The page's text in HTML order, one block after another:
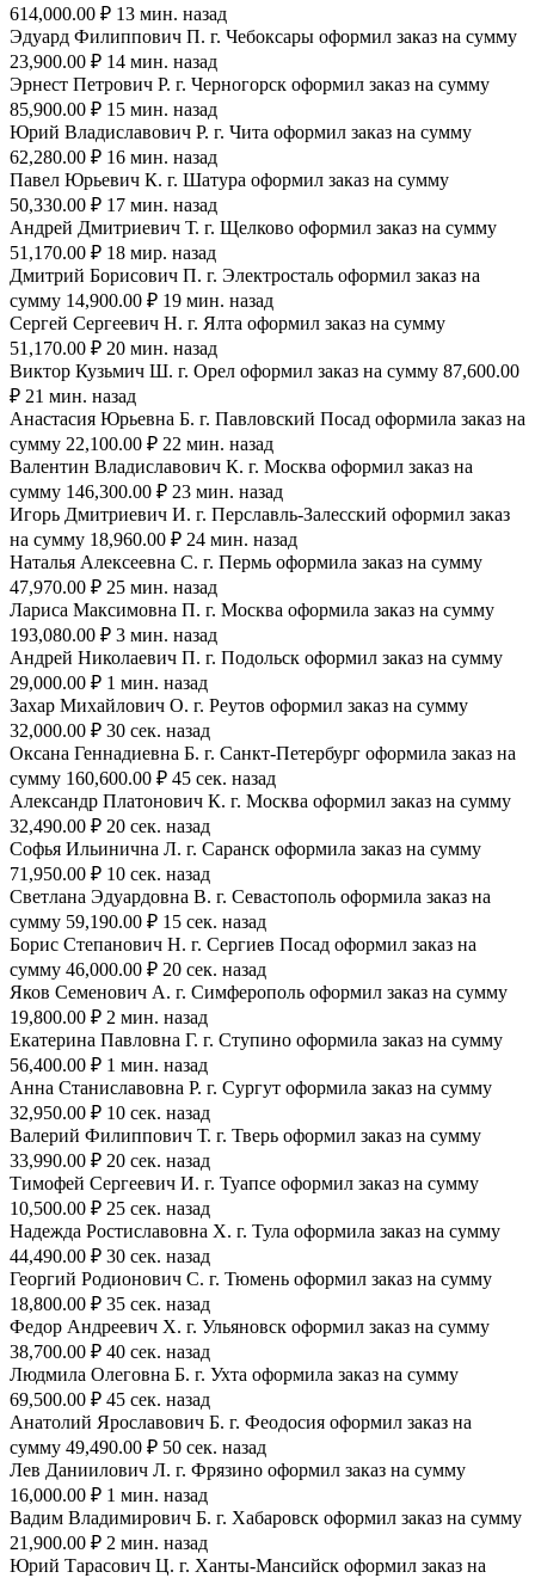
614,000.00 ₽ 13 мин. назад
Эдуард Филиппович П. г. Чебоксары оформил заказ на сумму
23,900.00 ₽ 14 мин. назад
Эрнест Петрович Р. г. Черногорск оформил заказ на сумму
85,900.00 ₽ 15 мин. назад
Юрий Владиславович Р. г. Чита оформил заказ на сумму
62,280.00 ₽ 16 мин. назад
Павел Юрьевич К. г. Шатура оформил заказ на сумму
50,330.00 ₽ 17 мин. назад
Андрей Дмитриевич Т. г. Щелково оформил заказ на сумму
51,170.00 ₽ 18 мир. назад
Дмитрий Борисович П. г. Электросталь оформил заказ на
сумму 14,900.00 ₽ 19 мин. назад
Сергей Сергеевич Н. г. Ялта оформил заказ на сумму
51,170.00 ₽ 20 мин. назад
Виктор Кузьмич Ш. г. Орел оформил заказ на сумму 87,600.00
₽ 21 мин. назад
Анастасия Юрьевна Б. г. Павловский Посад оформила заказ на
сумму 22,100.00 ₽ 22 мин. назад
Валентин Владиславович К. г. Москва оформил заказ на
сумму 146,300.00 ₽ 23 мин. назад
Игорь Дмитриевич И. г. Перславль-Залесский оформил заказ
на сумму 18,960.00 ₽ 24 мин. назад
Наталья Алексеевна С. г. Пермь оформила заказ на сумму
47,970.00 ₽ 25 мин. назад
Лариса Максимовна П. г. Москва оформила заказ на сумму
193,080.00 ₽ 3 мин. назад
Андрей Николаевич П. г. Подольск оформил заказ на сумму
29,000.00 ₽ 1 мин. назад
Захар Михайлович О. г. Реутов оформил заказ на сумму
32,000.00 ₽ 30 сек. назад
Оксана Геннадиевна Б. г. Санкт-Петербург оформила заказ на
сумму 160,600.00 ₽ 45 сек. назад
Александр Платонович К. г. Москва оформил заказ на сумму
32,490.00 ₽ 20 сек. назад
Софья Ильинична Л. г. Саранск оформила заказ на сумму
71,950.00 ₽ 10 сек. назад
Светлана Эдуардовна В. г. Севастополь оформила заказ на
сумму 59,190.00 ₽ 15 сек. назад
Борис Степанович Н. г. Сергиев Посад оформил заказ на
сумму 46,000.00 ₽ 20 сек. назад
Яков Семенович А. г. Симферополь оформил заказ на сумму
19,800.00 ₽ 2 мин. назад
Екатерина Павловна Г. г. Ступино оформила заказ на сумму
56,400.00 ₽ 1 мин. назад
Анна Станиславовна Р. г. Сургут оформила заказ на сумму
32,950.00 ₽ 10 сек. назад
Валерий Филиппович Т. г. Тверь оформил заказ на сумму
33,990.00 ₽ 20 сек. назад
Тимофей Сергеевич И. г. Туапсе оформил заказ на сумму
10,500.00 ₽ 25 сек. назад
Надежда Ростиславовна Х. г. Тула оформила заказ на сумму
44,490.00 ₽ 30 сек. назад
Георгий Родионович С. г. Тюмень оформил заказ на сумму
18,800.00 ₽ 35 сек. назад
Федор Андреевич Х. г. Ульяновск оформил заказ на сумму
38,700.00 ₽ 40 сек. назад
Людмила Олеговна Б. г. Ухта оформила заказ на сумму
69,500.00 ₽ 45 сек. назад
Анатолий Ярославович Б. г. Феодосия оформил заказ на
сумму 49,490.00 ₽ 50 сек. назад
Лев Даниилович Л. г. Фрязино оформил заказ на сумму
16,000.00 ₽ 1 мин. назад
Вадим Владимирович Б. г. Хабаровск оформил заказ на сумму
21,900.00 ₽ 2 мин. назад
Юрий Тарасович Ц. г. Ханты-Мансийск оформил заказ на